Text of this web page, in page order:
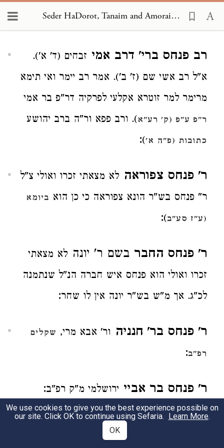
Seder HaDorot, Tanaim and Amoraim 2967
רב פנחס ברי' דרב אמי זבחים (ד' א').
א"ל רב אשי שם (ז' ב'). אמר רב יימר ואי תימא
מרימר למר זוטרא אקלעי לפרקיה דר"פ בר אמי
ר"פ ע"פ (ק' רע"א). ורב פפא ור"ה ברב יהושע
כתובות (פ"ה א')
:
ר' פנחס צפוראה לא מצאתי זכרו ואולי צ"ל
ר" פנחס בש"ר הונא צפוראה כי כן הוא ביומא
(ע"ז סע"ב)
:
ר' פנחס החבר בשם ר' יונה לא מצאתי
זכרו ואולי הוא פנחס איש חברה הנ"ל שנתמנה
לכ"ג. אך מ"ש בש"ר יונה אין לו שחר:
ר' פנחס בר' חנניה ור' אבא מרי, שקלים
רפ"ב:
ר' פנחס בר אביי ירושלמי מ"ק רפ"ב:
ר' פנחס בן לוי שקלים פ"ב
We use cookies to give you the best experience possible on
our site. Click OK to continue using Sefaria. Learn More.
OK